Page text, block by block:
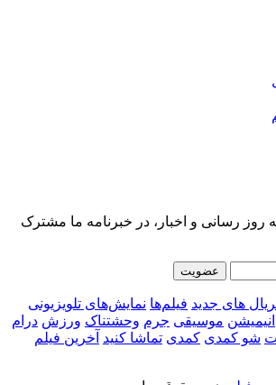
روز رسانی و اخبار، در خبرنامه ما مشترک
عضویت
های جدید فیلم‌ها نمایش‌های تلویزیونی
انیمیشن موسیقی جرم وحشتناک ورزش درام
شو کمدی کمدی تماشا کنید آخرین فیلم